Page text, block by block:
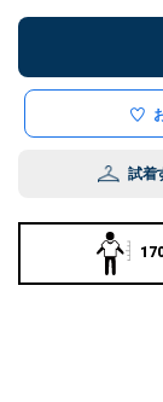
試着